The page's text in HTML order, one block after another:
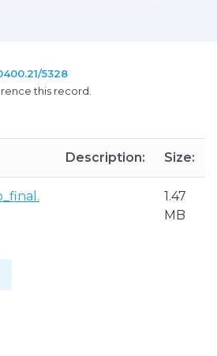
5328
this record.
Description: Size:
1.47
MB